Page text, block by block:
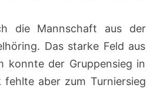
die Mannschaft aus der
Das starke Feld aus
konnte der Gruppensieg in
aber zum Turniersieg